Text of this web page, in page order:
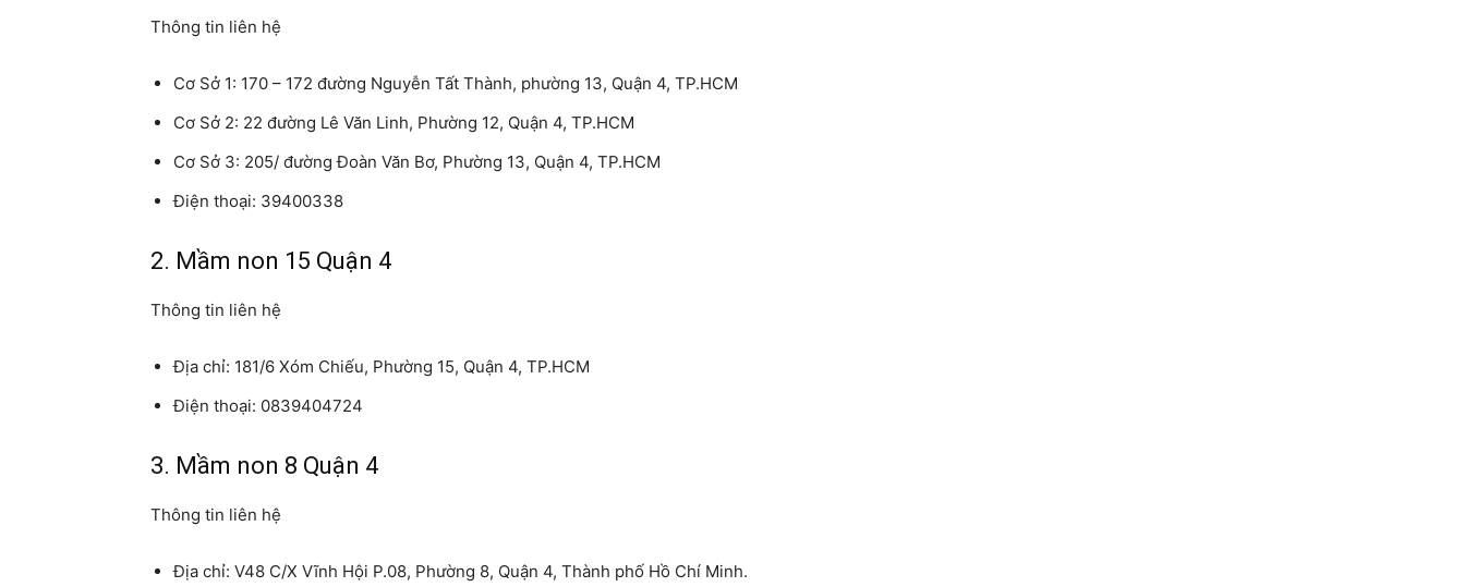
Thông tin liên hệ
Cơ Sở 1: 170 – 172 đường Nguyễn Tất Thành, phường 13, Quận 4, TP.HCM
Cơ Sở 2: 22 đường Lê Văn Linh, Phường 12, Quận 4, TP.HCM
Cơ Sở 3: 205/ đường Đoàn Văn Bơ, Phường 13, Quận 4, TP.HCM
Điện thoại: 39400338
2. Mầm non 15 Quận 4
Thông tin liên hệ
Địa chỉ: 181/6 Xóm Chiếu, Phường 15, Quận 4, TP.HCM
Điện thoại: 0839404724
3. Mầm non 8 Quận 4
Thông tin liên hệ
Địa chỉ: V48 C/X Vĩnh Hội P.08, Phường 8, Quận 4, Thành phố Hồ Chí Minh.